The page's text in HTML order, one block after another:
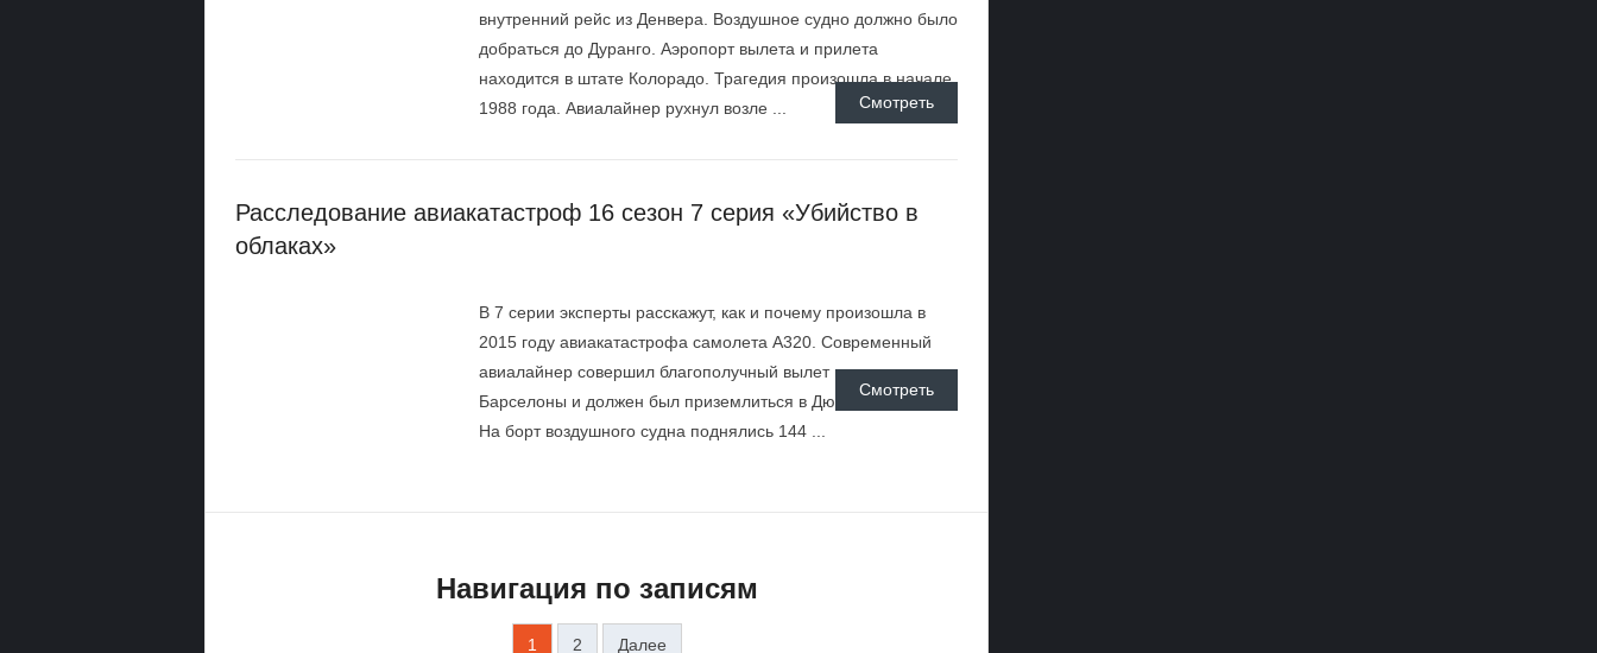
внутренний рейс из Денвера. Воздушное судно должно было
добраться до Дуранго. Аэропорт вылета и прилета
находится в штате Колорадо. Трагедия произошла в начале
1988 года. Авиалайнер рухнул возле ...
Смотреть
Расследование авиакатастроф 16 сезон 7 серия «Убийство в
облаках»
В 7 серии эксперты расскажут, как и почему произошла в
2015 году авиакатастрофа самолета A320. Современный
авиалайнер совершил благополучный вылет из аэропорта
Барселоны и должен был приземлиться в Дюссельдорфе.
На борт воздушного судна поднялись 144 ...
Смотреть
Навигация по записям
1 2 Далее